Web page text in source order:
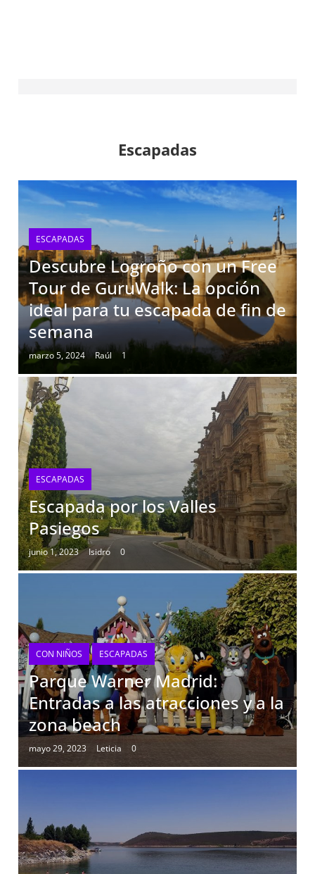
Escapadas
ESCAPADAS
Descubre Logroño con un Free
Tour de GuruWalk: La opción
ideal para tu escapada de fin de
semana
marzo 5, 2024 Raúl 1
ESCAPADAS
Escapada por los Valles
Pasiegos
junio 1, 2023 Isidro 0
CON NIÑOS ESCAPADAS
Parque Warner Madrid:
Entradas a las atracciones y a la
zona beach
mayo 29, 2023 Leticia 0